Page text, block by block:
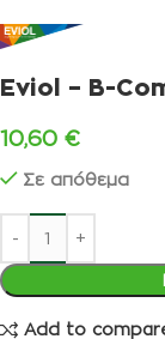
Eviol – B-
10,60 €
Σε απόθεμα
Add to